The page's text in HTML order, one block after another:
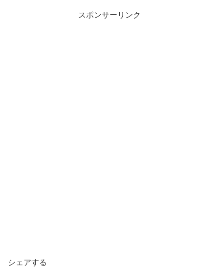
スポンサーリンク
シェアする